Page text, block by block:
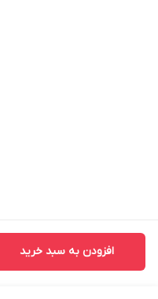
افزودن به سبد خرید